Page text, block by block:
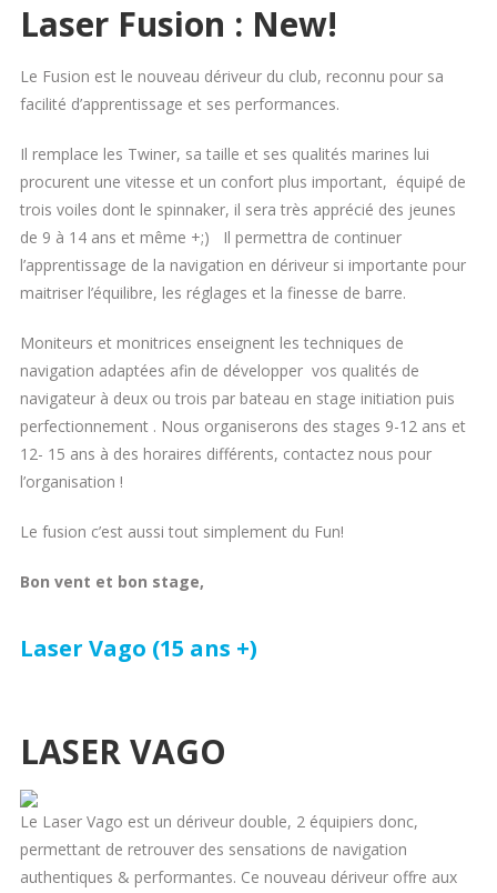
Laser Fusion : New!
Le Fusion est le nouveau dériveur du club, reconnu pour sa
facilité d’apprentissage et ses performances.
Il remplace les Twiner, sa taille et ses qualités marines lui
procurent une vitesse et un confort plus important, équipé de
trois voiles dont le spinnaker, il sera très apprécié des jeunes
de 9 à 14 ans et même +;) Il permettra de continuer
l’apprentissage de la navigation en dériveur si importante pour
maitriser l’équilibre, les réglages et la finesse de barre.
Moniteurs et monitrices enseignent les techniques de
navigation adaptées afin de développer vos qualités de
navigateur à deux ou trois par bateau en stage initiation puis
perfectionnement . Nous organiserons des stages 9-12 ans et
12- 15 ans à des horaires différents, contactez nous pour
l’organisation !
Le fusion c’est aussi tout simplement du Fun!
Bon vent et bon stage,
Laser Vago (15 ans +)
LASER VAGO
Le Laser Vago est un dériveur double, 2 équipiers donc,
permettant de retrouver des sensations de navigation
authentiques & performantes. Ce nouveau dériveur offre aux